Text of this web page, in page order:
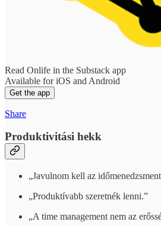
Read Onlife in the Substack app
Available for iOS and Android
Get the app
Share
Produktivitási hekk
„Javulnom kell az
„Produktívabb szeretnék lenni.”
„A time management nem az